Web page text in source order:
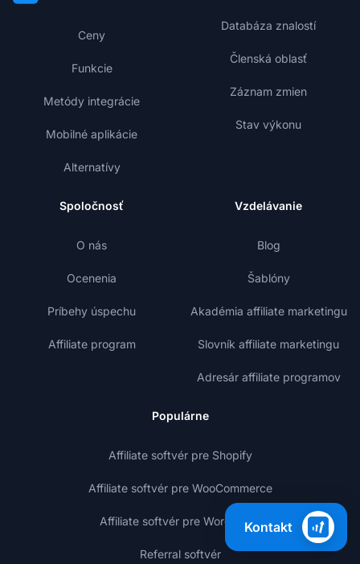
Ceny
Funkcie
Metódy integrácie
Mobilné aplikácie
Alternatívy
Databáza znalostí
Členská oblasť
Záznam zmien
Stav výkonu
Spoločnosť
O nás
Ocenenia
Príbehy úspechu
Affiliate program
Vzdelávanie
Blog
Šablóny
Akadémia affiliate marketingu
Slovník affiliate marketingu
Adresár affiliate programov
Populárne
Affiliate softvér pre Shopify
Affiliate softvér pre WooCommerce
Affiliate softvér pre WordPress
Referral softvér
Kontakt